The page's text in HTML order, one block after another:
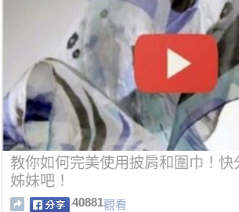
教你如何完美使用披肩和圍巾！快
姊妹吧！
40881觀看